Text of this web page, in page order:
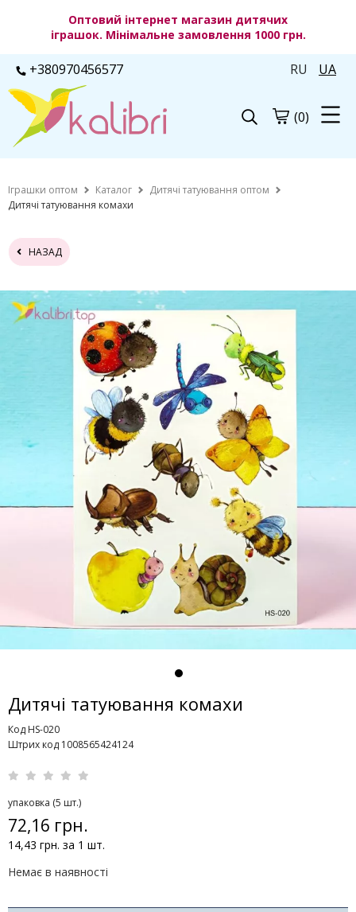
Оптовий інтернет магазин дитячих
іграшок. Мінімальне замовлення 1000 грн.
+380970456577 RU UA
(0)
Іграшки оптом Каталог
Дитячі татуювання оптом
Дитячі татуювання комахи
НАЗАД
Дитячі татуювання комахи
Код HS-020
Штрих код 1008565424124
упаковка (5 шт.)
72,16 грн.
14,43 грн. за 1 шт.
Немає в наявності